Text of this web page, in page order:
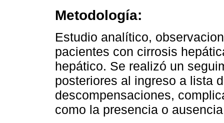
Metodología:
Estudio analítico,
pacientes con cirrosis
hepático. Se realizó un
posteriores al ingreso a lista
descompensaciones,
como la presencia o